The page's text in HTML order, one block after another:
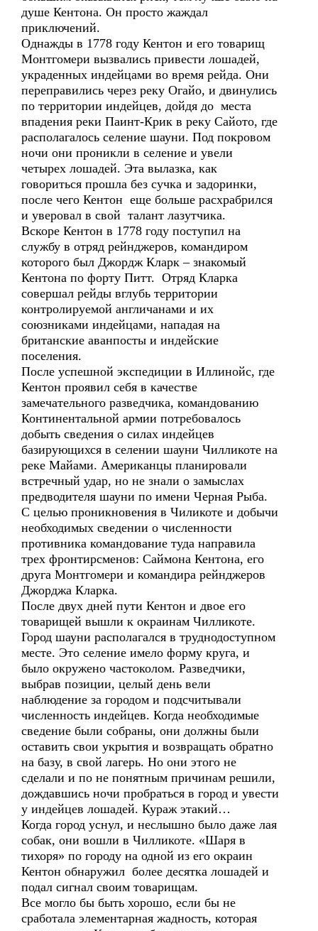
душе Кентона. Он просто жаждал
приключений.
Однажды в 1778 году Кентон и его товарищ
Монтгомери вызвались привести лошадей,
украденных индейцами во время рейда. Они
переправились через реку Огайо, и двинулись
по территории индейцев, дойдя до места
впадения реки Паинт-Крик в реку Сайото, где
располагалось селение шауни. Под покровом
ночи они проникли в селение и увели
четырех лошадей. Эта вылазка, как
говориться прошла без сучка и задоринки,
после чего Кентон еще больше расхрабрился
и уверовал в свой талант лазутчика.
Вскоре Кентон в 1778 году поступил на
службу в отряд рейнджеров, командиром
которого был Джордж Кларк – знакомый
Кентона по форту Питт. Отряд Кларка
совершал рейды вглубь территории
контролируемой англичанами и их
союзниками индейцами, нападая на
британские аванпосты и индейские
поселения.
После успешной экспедиции в Иллинойс, где
Кентон проявил себя в качестве
замечательного разведчика, командованию
Континентальной армии потребовалось
добыть сведения о силах индейцев
базирующихся в селении шауни Чилликоте на
реке Майами. Американцы планировали
встречный удар, но не знали о замыслах
предводителя шауни по имени Черная Рыба.
С целью проникновения в Чиликоте и добычи
необходимых сведении о численности
противника командование туда направила
трех фронтирсменов: Саймона Кентона, его
друга Монтгомери и командира рейнджеров
Джорджа Кларка.
После двух дней пути Кентон и двое его
товарищей вышли к окраинам Чилликоте.
Город шауни располагался в труднодоступном
месте. Это селение имело форму круга, и
было окружено частоколом. Разведчики,
выбрав позиции, целый день вели
наблюдение за городом и подсчитывали
численность индейцев. Когда необходимые
сведение были собраны, они должны были
оставить свои укрытия и возвращать обратно
на базу, в свой лагерь. Но они этого не
сделали и по не понятным причинам решили,
дождавшись ночи пробраться в город и увести
у индейцев лошадей. Кураж этакий…
Когда город уснул, и неслышно было даже лая
собак, они вошли в Чилликоте. «Шаря в
тихоря» по городу на одной из его окраин
Кентон обнаружил более десятка лошадей и
подал сигнал своим товарищам.
Все могло бы быть хорошо, если бы не
сработала элементарная жадность, которая